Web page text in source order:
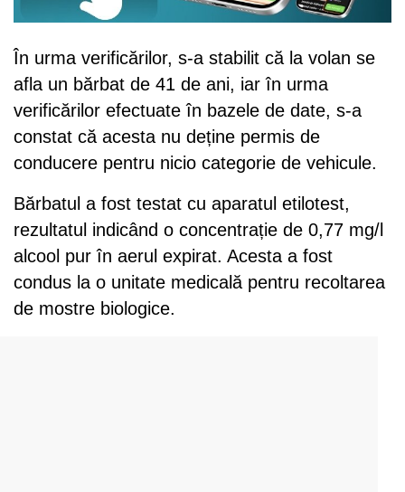
În urma verificărilor, s-a stabilit că la volan se
afla un bărbat de 41 de ani, iar în urma
verificărilor efectuate în bazele de date, s-a
constat că acesta nu deține permis de
conducere pentru nicio categorie de vehicule.
Bărbatul a fost testat cu aparatul etilotest,
rezultatul indicând o concentrație de 0,77 mg/l
alcool pur în aerul expirat. Acesta a fost
condus la o unitate medicală pentru recoltarea
de mostre biologice.